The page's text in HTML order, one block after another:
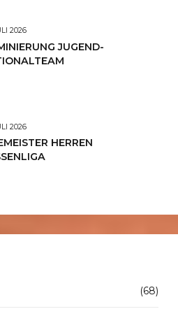
2026
JUGEND-
2026
HERREN
(68)